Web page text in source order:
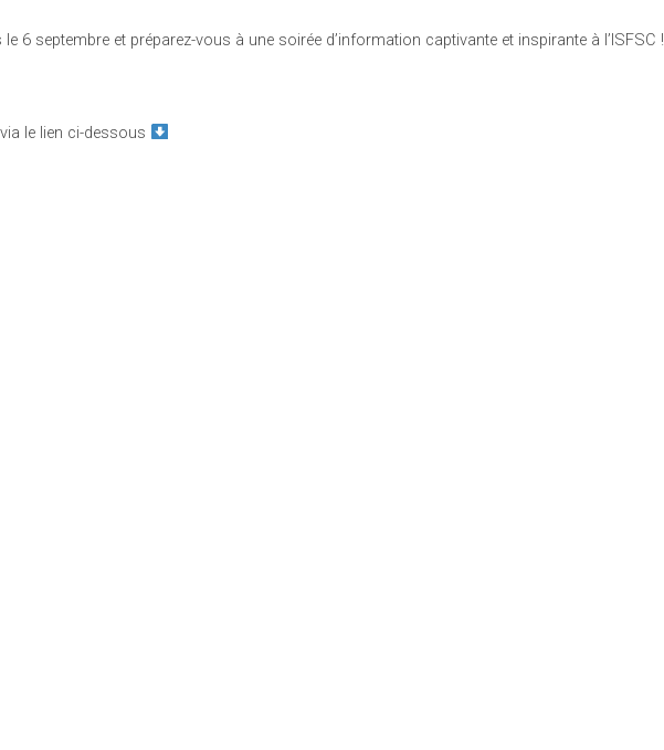
le 6 septembre et préparez-vous à une soirée d’information captivante et inspirante à l’ISFSC !
le lien ci-dessous